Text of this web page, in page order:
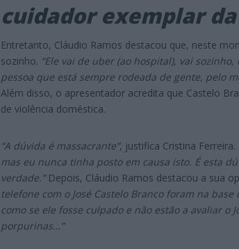
cuidador exemplar
Entretanto, Cláudio Ramos destacou que, neste
sozinho. “Ele vai de uber (ao hospital), vai
pessoa que está sempre rodeada de gente, pelo
Além disso, o apresentador acredita que Castelo
de violência doméstica.
“A dúvida é massacrante”, justifica Cristina Ferreira.
mas eu nunca tinha posto em causa isto. É esta
verdade.”Depois, Cláudio Ramos destacou a sua
telefone com o José Castelo Branco foram na base
como se ele fosse culpado e não estão a avaliar o
porpurinas…”